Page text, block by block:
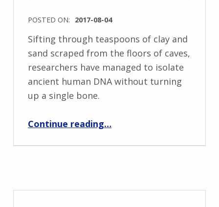
POSTED ON: 2017-08-04
Sifting through teaspoons of clay and
sand scraped from the floors of caves,
researchers have managed to isolate
ancient human DNA without turning
up a single bone.
Continue reading…